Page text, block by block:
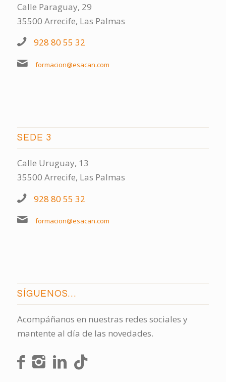
Calle Paraguay, 29
35500 Arrecife, Las Palmas
928 80 55 32
formacion@esacan.com
SEDE 3
Calle Uruguay, 13
35500 Arrecife, Las Palmas
928 80 55 32
formacion@esacan.com
SÍGUENOS…
Acompáñanos en nuestras redes sociales y
mantente al día de las novedades.